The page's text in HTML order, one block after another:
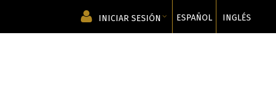
INICIAR SESIÓN ESPAÑOL INGLÉS